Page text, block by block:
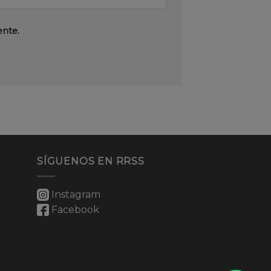
SÍGUENOS EN RRSS
Instagram
Facebook